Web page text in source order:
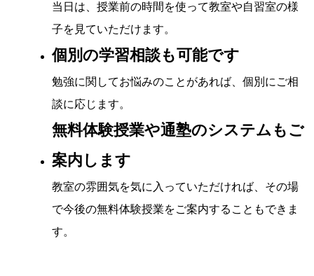
当日は、授業前の時間を使って教室や自習室の様
子を見ていただけます。
個別の学習相談も可能です
勉強に関してお悩みのことがあれば、個別にご相
談に応じます。
無料体験授業や通塾のシステムもご
案内します
教室の雰囲気を気に入っていただければ、その場
で今後の無料体験授業をご案内することもできま
す。